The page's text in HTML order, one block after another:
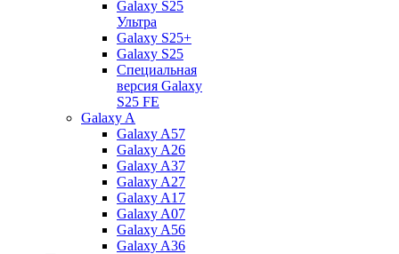
Galaxy S25
Ультра
Galaxy S25+
Galaxy S25
Специальная
версия Galaxy
S25 FE
Galaxy A
Galaxy A57
Galaxy A26
Galaxy A37
Galaxy A27
Galaxy A17
Galaxy A07
Galaxy A56
Galaxy A36